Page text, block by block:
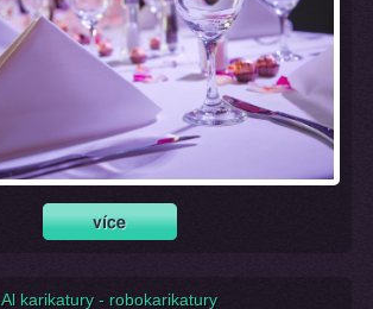
Al karikatury - robokarikatury